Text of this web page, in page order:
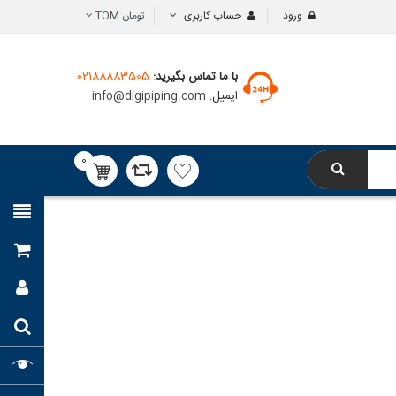
ورود حساب کاربری تومان
با ما تماس بگیرید: 02188883505
ایمیل:
0
محصول